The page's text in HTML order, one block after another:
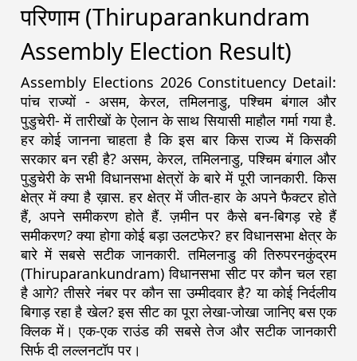
परिणाम (Thiruparankundram
Assembly Election Result)
Assembly Elections 2026 Constituency Detail:
पांच राज्यों - असम, केरल, तमिलनाडु, पश्चिम बंगाल और
पुडुचेरी- में तारीखों के ऐलान के साथ सियासी माहौल गर्मा गया है.
हर कोई जानना चाहता है कि इस बार किस राज्य में किसकी
सरकार बन रही है? असम, केरल, तमिलनाडु, पश्चिम बंगाल और
पुडुचेरी के सभी विधानसभा क्षेत्रों के बारे में पूरी जानकारी. किस
क्षेत्र में क्या है ख़ास. हर क्षेत्र में जीत-हार के अपने फैक्टर होते
हैं, अपने समीकरण होते हैं. ज़मीन पर कैसे बन-बिगड़ रहे हैं
समीकरण? क्या होगा कोई बड़ा उलटफेर? हर विधानसभा क्षेत्र के
बारे में सबसे सटीक जानकारी. तमिलनाडु की तिरुपरनकुंद्रम
(Thiruparankundram) विधानसभा सीट पर कौन चल रहा
है आगे? तीसरे नंबर पर कौन सा उम्मीदवार है? या कोई निर्दलीय
बिगाड़ रहा है खेल? इस सीट का पूरा लेखा-जोखा जानिए बस एक
क्लिक में। एक-एक राउंड की सबसे तेज और सटीक जानकारी
सिर्फ दी लल्लनटॉप पर।